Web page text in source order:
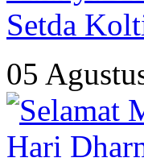
Setda
05